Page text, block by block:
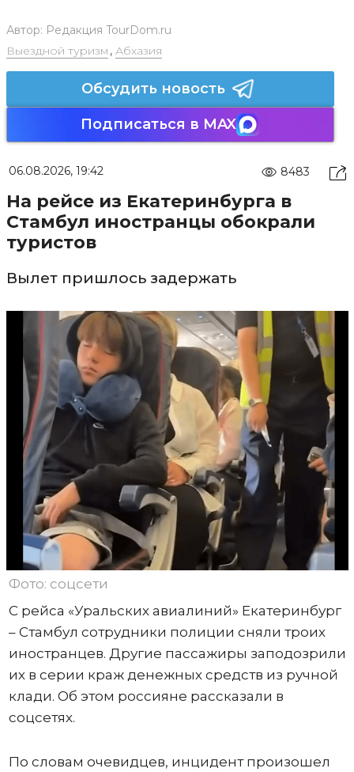
Автор: Редакция TourDom.ru
Выездной туризм , Абхазия
Обсудить новость
Подписаться в MAX
06.08.2026, 19:42 8483
На рейсе из Екатеринбурга в
Стамбул иностранцы обокрали
туристов
Вылет пришлось задержать
Фото: соцсети
С рейса «Уральских авиалиний» Екатеринбург
– Стамбул сотрудники полиции сняли троих
иностранцев. Другие пассажиры заподозрили
их в серии краж денежных средств из ручной
клади. Об этом россияне рассказали в
соцсетях.
По словам очевидцев, инцидент произошел